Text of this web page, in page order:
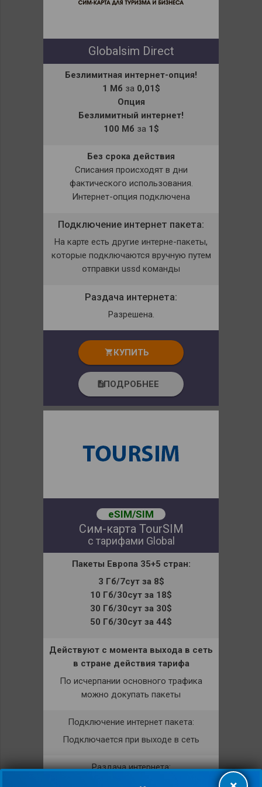
Globalsim Direct
Безлимитная интернет-опция!
1 Мб за0,01$
Опция
Безлимитный интернет!
100 Мб за 1$
Без срока действия
Списания происходят в дни
фактического использования.
Интернет-опция подключена
Подключение интернет пакета:
На карте есть другие интерне-пакеты,
которые подключаются вручную путем
отправки ussd команды
Раздача интернета:
Разрешена.
shopping_cart КУПИТЬ
descriptionПОДРОБНЕЕ
eSIM/SIM
Сим-карта TourSIM
с тарифами Global
Пакеты Европа35+5 стран:
3 Гб/7сут за 8$
10 Гб/30сут за 18$
30 Гб/30сут за 30$
50 Гб/30сут за 44$
Действуют с момента выхода в сеть
в стране действия тарифа
По исчерпании основного трафика
можно докупать пакеты
Подключение интернет пакета:
Подключается при выходе в сеть
Раздача интернета:
Разрешена.